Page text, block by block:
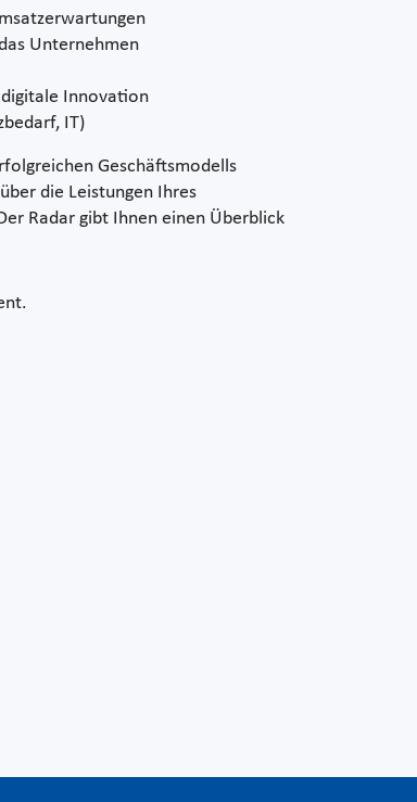
Unternehmen
Innovation
IT)
Geschäftsmodells
die Leistungen Ihres
Radar gibt Ihnen einen Überblick